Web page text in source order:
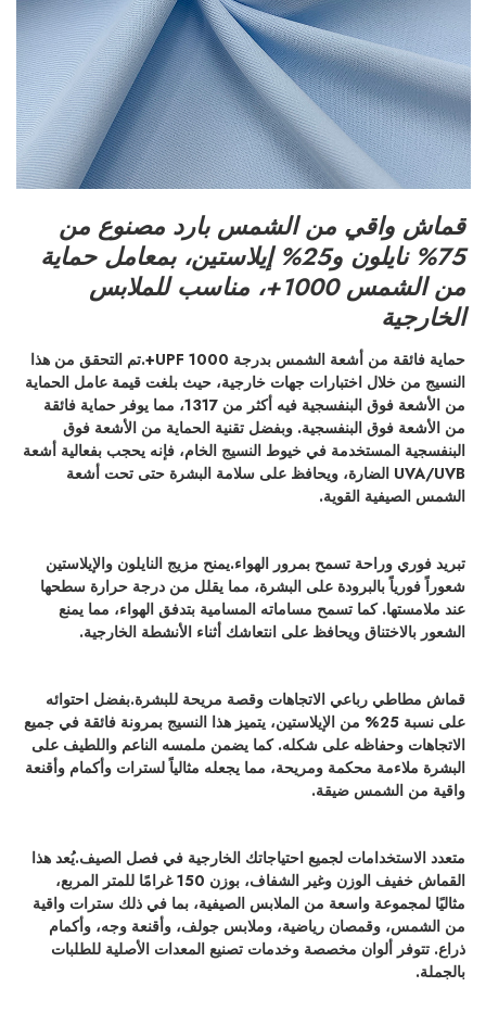
قماش واقي من الشمس بارد مصنوع من
75% نايلون و25% إيلاستين، بمعامل حماية
من الشمس 1000+، مناسب للملابس
الخارجية
حماية فائقة من أشعة الشمس بدرجة UPF 1000+.
تم التحقق من هذا
النسيج من خلال اختبارات جهات خارجية، حيث بلغت قيمة عامل الحماية
من الأشعة فوق البنفسجية فيه أكثر من 1317، مما يوفر حماية فائقة
من الأشعة فوق البنفسجية. وبفضل تقنية الحماية من الأشعة فوق
البنفسجية المستخدمة في خيوط النسيج الخام، فإنه يحجب بفعالية أشعة
UVA/UVB الضارة، ويحافظ على سلامة البشرة حتى تحت أشعة
الشمس الصيفية القوية.
تبريد فوري وراحة تسمح بمرور الهواء.يمنح مزيج النايلون والإيلاستين
شعوراً فورياً بالبرودة على البشرة، مما يقلل من درجة حرارة سطحها
عند ملامستها. كما تسمح مساماته المسامية بتدفق الهواء، مما يمنع
الشعور بالاختناق ويحافظ على انتعاشك أثناء الأنشطة الخارجية.
قماش مطاطي رباعي الاتجاهات وقصة مريحة للبشرة.بفضل احتوائه
على نسبة 25% من الإيلاستين، يتميز هذا النسيج بمرونة فائقة في جميع
الاتجاهات وحفاظه على شكله. كما يضمن ملمسه الناعم واللطيف على
البشرة ملاءمة محكمة ومريحة، مما يجعله مثالياً لسترات وأكمام وأقنعة
واقية من الشمس ضيقة.
متعدد الاستخدامات لجميع احتياجاتك الخارجية في فصل الصيف.يُعد هذا
القماش خفيف الوزن وغير الشفاف، بوزن 150 غرامًا للمتر المربع،
مثاليًا لمجموعة واسعة من الملابس الصيفية، بما في ذلك سترات واقية
من الشمس، وقمصان رياضية، وملابس جولف، وأقنعة وجه، وأكمام
ذراع. تتوفر ألوان مخصصة وخدمات تصنيع المعدات الأصلية للطلبات
بالجملة.